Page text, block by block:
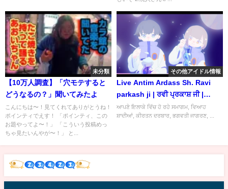
未分類
【10万人調査】「穴モテすると
どうなるの？」聞いてみたよ
こんにちは〜！見てくれてありがとうね！
ポインティでえす！ 「ポインティ、この
お題やってよ〜！」 「こういう投稿めっ
ちゃ見たいんやが〜！」 と...
その他アイドル情報
Live Antim Ardass Sh. Ravi
parkash ji | ਰਵੀ ਪ੍ਰਕਾਸ਼ ਜੀ |
kartar Live |
ਆਪਣੇ ਇਲਾਕੇ ਵਿੱਚ ਹੋ ਰਹੇ ਸਮਾਗਮ, ਵਿਆਹ
ਸ਼ਾਦੀਆਂ, ਕੀਰਤਨ ਦਰਬਾਰ, ਭਗਵਤੀ ਜਾਗਰਣ, ...